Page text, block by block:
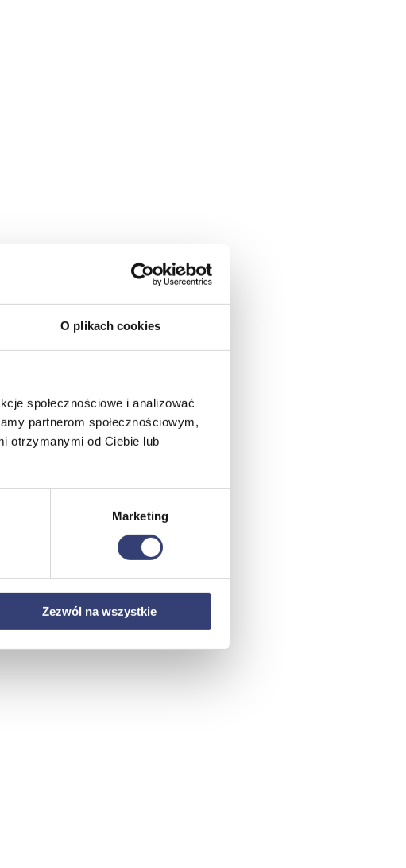
O plikach cookies
społecznościowe i analizować
partnerom społecznościowym,
otrzymanymi od Ciebie lub
Marketing
Zezwól na wszystkie